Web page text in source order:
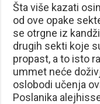
Šta više kazati
od ove opake
se otrgne iz
drugih sekti koje
propast, a to isto
ummet neće
oslobodi učenja
Poslanika